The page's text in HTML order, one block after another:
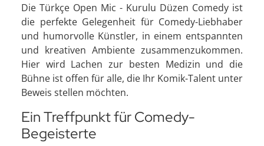
Die Türkçe Open Mic - Kurulu Düzen Comedy ist
die perfekte Gelegenheit für Comedy-Liebhaber
und humorvolle Künstler, in einem entspannten
und kreativen Ambiente zusammenzukommen.
Hier wird Lachen zur besten Medizin und die
Bühne ist offen für alle, die Ihr Komik-Talent unter
Beweis stellen möchten.
Ein Treffpunkt für Comedy-
Begeisterte